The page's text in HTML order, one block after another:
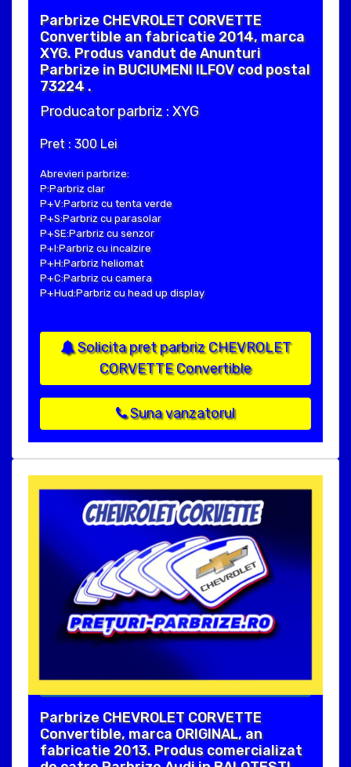
Parbrize CHEVROLET CORVETTE
Convertible an fabricatie 2014, marca
XYG. Produs vandut de Anunturi
Parbrize in BUCIUMENI ILFOV cod postal
73224 .
Producator parbriz : XYG
Pret : 300 Lei
Abrevieri parbrize:
P:Parbriz clar
P+V:Parbriz cu tenta verde
P+S:Parbriz cu parasolar
P+SE:Parbriz cu senzor
P+I:Parbriz cu incalzire
P+H:Parbriz heliomat
P+C:Parbriz cu camera
P+Hud:Parbriz cu head up display
Solicita pret parbriz CHEVROLET
CORVETTE Convertible
Suna vanzatorul
Parbrize CHEVROLET CORVETTE
Convertible, marca ORIGINAL, an
fabricatie 2013. Produs comercializat